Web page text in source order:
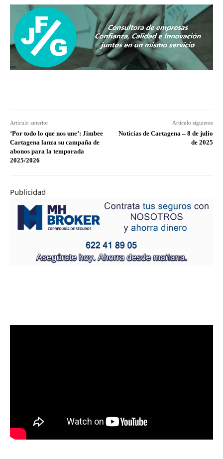
Artículo anterior
‘Por todo lo que nos une’: Jimbee
Cartagena lanza su campaña de
abonos para la temporada
2025/2026
Artículo siguiente
Noticias de Cartagena – 8 de julio
de 2025
Publicidad